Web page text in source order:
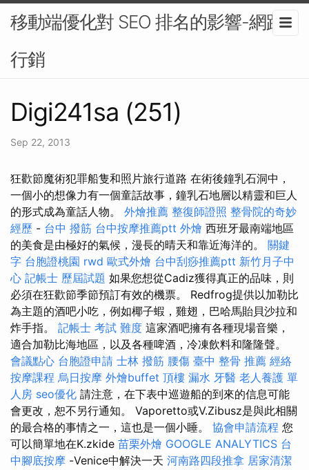
移動端優化對 SEO 排名的影響-網路
行銷
Digi241sa (251)
Sep 22, 2013
狂歡節魔術犯罪船隻和照片旅行道路 在術後鐘乳石洞中，
一個小的想像力有一個童話故事，鐘乳石地層以精靈和巨人
的形式成為童話人物。 外燴推薦 整復師證照 整骨院的奇妙
經歷 - 台中 撥筋 台中按摩推薦ptt 外燴 西班牙最南端地區
的美食是由極好的氣候，漫長的晴天和靠近海洋的。 關鍵
字 台胞證桃園 rwd 歐式外燴 台中刮痧推薦ptt 新竹月子中
心 記帳士 歷屆試題 如果您想從Cadiz獲得真正的品味，則
必須在狂歡節季節預訂有效的機票。 Redfrog提供以加勒比
為主題的酒吧小吃，例如椰子蝦，雞翅，巴哈馬貽貝沙拉和
炸手指。 記帳士 考試 難度 這家酒吧擁有各種現場音樂，
適合加勒比海地區，以及各種啤酒，冷凍飲料和隆隆聲。
會議點心 台胞證申請 士林 撥筋 腰傷 臺中 整骨 推薦 經絡
按摩課程 烏日按摩 外燴buffet 頂樓 漏水 牙醫 老人養護 單
人房 seo優化 請注意，在下表中巡遊船的到來的信息可能
會更改，恕不另行通知。 Vaporetto或V.Zibusz是與此相關
的最合格的事情之一，這也是一個小睡。 協會申請流程 您
可以簡單地在K.zkide 苗栗外燴 GOOGLE ANALYTICS 台
中腳底按摩 -Venice中解決一天 河南路四段推拿 居家清潔